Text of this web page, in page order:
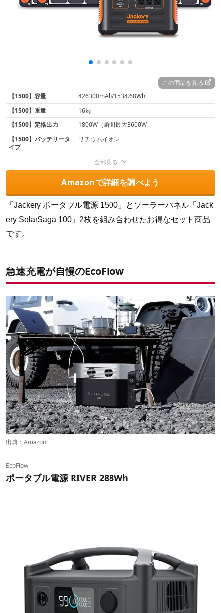
この商品を見る
【1500】容量
426300mAh/1534.68Wh
【1500】重量
16㎏
【1500】定格出力
1800W（瞬間最大3600W
【1500】バッテリータ
イプ
‎リチウムイオン
全部見る
Amazonで詳細を調べよう
「Jackery ポータブル電源 1500」とソーラーパネル「Jack
ery SolarSaga 100」2枚を組み合わせたお得なセット商品
です。
急速充電が自慢のEcoFlow
出典： Amazon
EcoFlow
ポータブル電源 RIVER 288Wh